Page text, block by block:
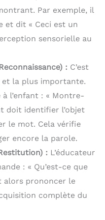
sur les boutons Répéter
secondes pour passer au
mode souhaité. Il suffit
d'allumer l'interrupteur
pour jouer
automatiquement les
mots, tout en exerçant la
votre bébé. 【Pas d'écran,
Protégez Vos Yeux】Il est
livré avec un câble de
chargement USB, qui
heures après une charge
de 0,5 heure et peut
automatiquement après
5 minutes d'inactivité.
Aucun WIFI n'est requis,
les jouets éducatifs pour
Par exemple, il
et dit « Ceci est un
sensorielle au
: C’est
et la plus importante.
à l’enfant : « Montre-
doit identifier l’objet
le mot. Cela vérifie
encore la parole.
: L’éducateur
: « Qu’est-ce que
alors prononcer le
complète du